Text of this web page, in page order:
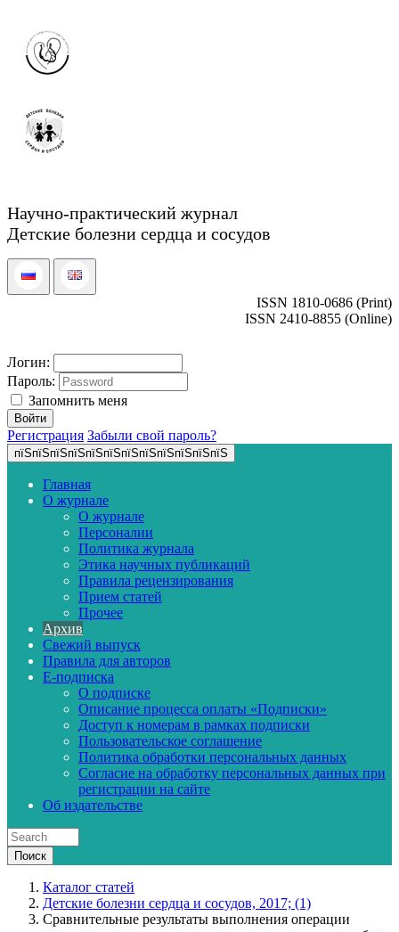
Научно-практический журнал
Детские болезни сердца и сосудов
ISSN 1810-0686 (Print)
ISSN 2410-8855 (Online)
Логин:
Пароль:
Запомнить меня
Регистрация Забыли свой пароль?
пїЅпїЅпїЅпїЅпїЅпїЅпїЅпїЅпїЅпїЅпїЅпїЅ
Главная
О журнале
О журнале
Персоналии
Политика журнала
Этика научных публикаций
Правила рецензирования
Прием статей
Прочее
Архив
Свежий выпуск
Правила для авторов
E-подписка
О подписке
Описание процесса оплаты «Подписки»
Доступ к номерам в рамках подписки
Пользовательское соглашение
Политика обработки персональных данных
Согласие на обработку персональных данных при
регистрации на сайте
Об издательстве
Каталог статей
Детские болезни сердца и сосудов, 2017; (1)
Сравнительные результаты выполнения операции